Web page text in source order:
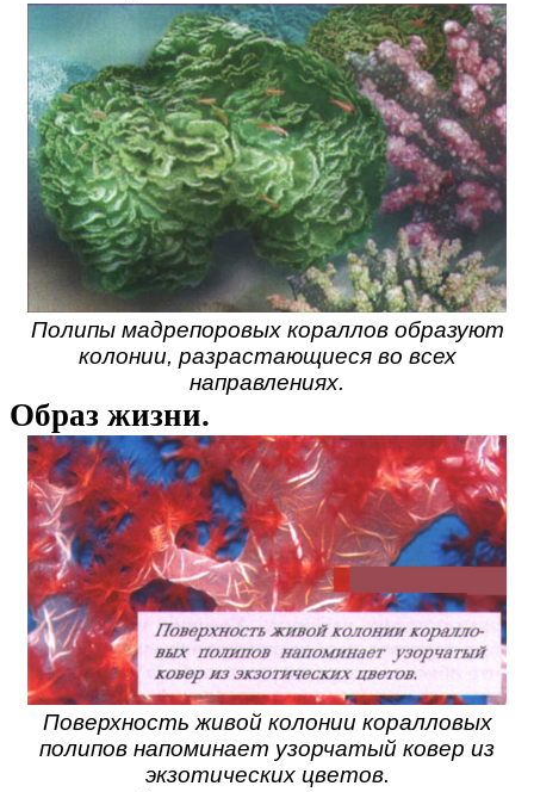
Полипы мадрепоровых кораллов образуют
колонии, разрастающиеся во всех
направлениях.
Образ жизни.
Поверхность живой колонии коралловых
полипов напоминает узорчатый ковер из
экзотических цветов.